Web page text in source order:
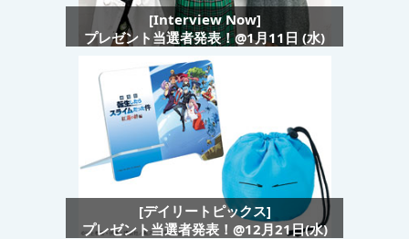
[Interview Now]
プレゼント当選者発表！@1月11日 (水)
[デイリートピックス]
プレゼント当選者発表！@12月21日(水)